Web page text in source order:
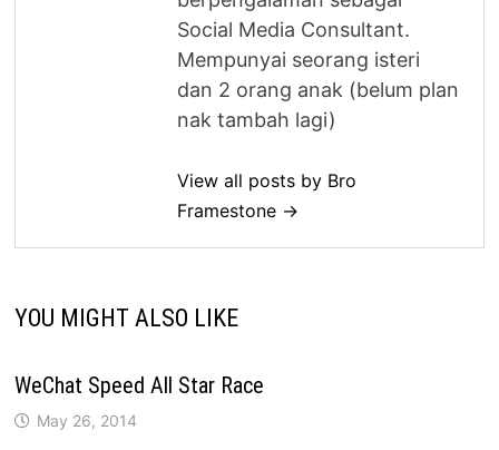
Social Media Consultant.
Mempunyai seorang isteri
dan 2 orang anak (belum plan
nak tambah lagi)
View all posts by Bro
Framestone →
YOU MIGHT ALSO LIKE
WeChat Speed All Star Race
May 26, 2014